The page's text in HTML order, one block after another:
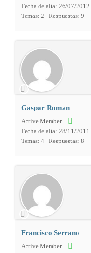
Fecha de alta: 26/07/2012
Temas: 2
Respuestas: 9
Gaspar Roman
Active Member
Fecha de alta: 28/11/2011
Temas: 4
Respuestas: 8
Francisco Serrano
Active Member